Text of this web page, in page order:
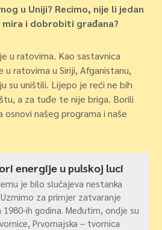
u Uniji? Recimo, nije li jedan
i dobrobiti građana?
u ratovima. Kao sastavnica
u ratovima u Siriji, Afganistanu,
su uništili. Lijepo je reći ne bih
a za tuđe te nije briga. Borili
našeg programa i naše
energije u pulskoj luci
je bilo slučajeva nestanka
za primjer zatvaranje
1980-ih godina. Međutim, ondje su
Prvomajska – tvornica